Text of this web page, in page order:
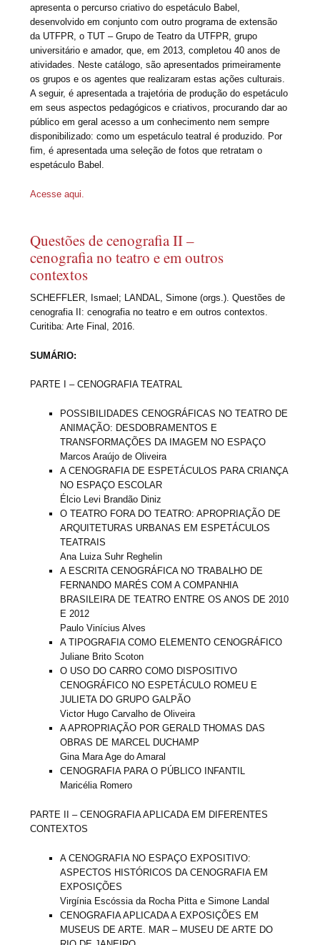
apresenta o percurso criativo do espetáculo Babel,
desenvolvido em conjunto com outro programa de extensão
da UTFPR, o TUT – Grupo de Teatro da UTFPR, grupo
universitário e amador, que, em 2013, completou 40 anos de
atividades. Neste catálogo, são apresentados primeiramente
os grupos e os agentes que realizaram estas ações culturais.
A seguir, é apresentada a trajetória de produção do espetáculo
em seus aspectos pedagógicos e criativos, procurando dar ao
público em geral acesso a um conhecimento nem sempre
disponibilizado: como um espetáculo teatral é produzido. Por
fim, é apresentada uma seleção de fotos que retratam o
espetáculo Babel.
Acesse aqui.
Questões de cenografia II –
cenografia no teatro e em outros
contextos
SCHEFFLER, Ismael; LANDAL, Simone (orgs.). Questões de
cenografia II: cenografia no teatro e em outros contextos.
Curitiba: Arte Final, 2016.
SUMÁRIO:
PARTE I – CENOGRAFIA TEATRAL
POSSIBILIDADES CENOGRÁFICAS NO TEATRO DE
ANIMAÇÃO: DESDOBRAMENTOS E
TRANSFORMAÇÕES DA IMAGEM NO ESPAÇO
Marcos Araújo de Oliveira
A CENOGRAFIA DE ESPETÁCULOS PARA CRIANÇA
NO ESPAÇO ESCOLAR
Élcio Levi Brandão Diniz
O TEATRO FORA DO TEATRO: APROPRIAÇÃO DE
ARQUITETURAS URBANAS EM ESPETÁCULOS
TEATRAIS
Ana Luiza Suhr Reghelin
A ESCRITA CENOGRÁFICA NO TRABALHO DE
FERNANDO MARÉS COM A COMPANHIA
BRASILEIRA DE TEATRO ENTRE OS ANOS DE 2010
E 2012
Paulo Vinícius Alves
A TIPOGRAFIA COMO ELEMENTO CENOGRÁFICO
Juliane Brito Scoton
O USO DO CARRO COMO DISPOSITIVO
CENOGRÁFICO NO ESPETÁCULO ROMEU E
JULIETA DO GRUPO GALPÃO
Victor Hugo Carvalho de Oliveira
A APROPRIAÇÃO POR GERALD THOMAS DAS
OBRAS DE MARCEL DUCHAMP
Gina Mara Age do Amaral
CENOGRAFIA PARA O PÚBLICO INFANTIL
Maricélia Romero
PARTE II – CENOGRAFIA APLICADA EM DIFERENTES
CONTEXTOS
A CENOGRAFIA NO ESPAÇO EXPOSITIVO:
ASPECTOS HISTÓRICOS DA CENOGRAFIA EM
EXPOSIÇÕES
Virgínia Escóssia da Rocha Pitta e Simone Landal
CENOGRAFIA APLICADA A EXPOSIÇÕES EM
MUSEUS DE ARTE. MAR – MUSEU DE ARTE DO